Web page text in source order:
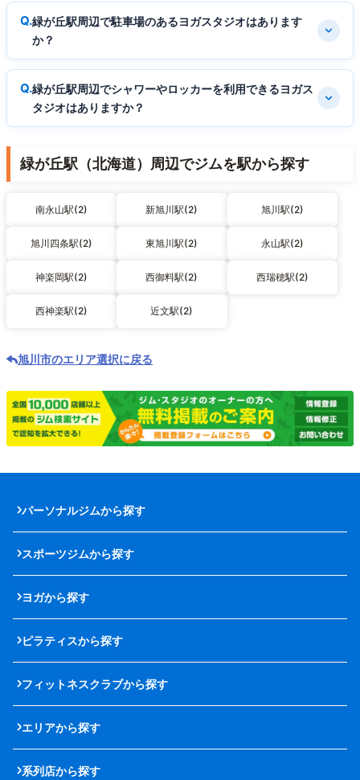
緑が丘駅周辺で駐車場のあるヨガスタジオはあります
か？
緑が丘駅周辺でシャワーやロッカーを利用できるヨガス
タジオはありますか？
緑が丘駅（北海道）周辺でジムを駅から探す
南永山駅(2) 新旭川駅(2) 旭川駅(2)
旭川四条駅(2) 東旭川駅(2) 永山駅(2)
神楽岡駅(2) 西御料駅(2) 西瑞穂駅(2)
西神楽駅(2) 近文駅(2)
旭川市のエリア選択に戻る
パーソナルジムから探す
スポーツジムから探す
ヨガから探す
ピラティスから探す
フィットネスクラブから探す
エリアから探す
系列店から探す